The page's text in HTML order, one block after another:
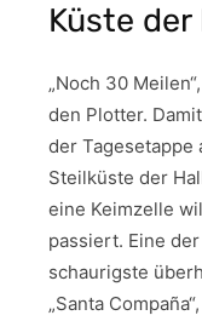
Küste der
„Noch 30
den Plotter.
der
Steilküste der
eine Keimzelle
passiert. Eine
schaurigste
„Santa